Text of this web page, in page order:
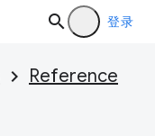
登录
Reference